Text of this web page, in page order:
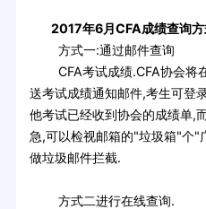
2017年6月CFA成绩查询方
方式一:通过邮件查询
CFA考试成绩.CFA协会将
送考试成绩通知邮件,考生可登
他考试已经收到协会的成绩单,
急,可以检视邮箱的"垃圾箱"个"
做垃圾邮件拦截.
方式二进行在线查询.